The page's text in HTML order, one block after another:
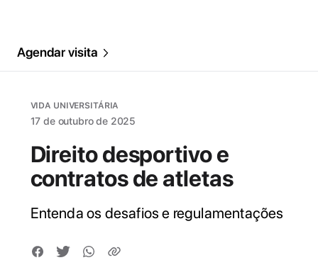
Agendar visita
VIDA UNIVERSITÁRIA
17 de outubro de 2025
Direito desportivo e
contratos de atletas
Entenda os desafios e regulamentações